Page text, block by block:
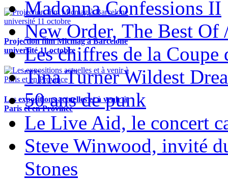
Projection film Micmag à Barcelone
université 11 octobre
Les expositions actuelles et à venir à
Paris et en Province
Madonna Confessions II
New Order, The Best Of
Les chiffres de la Coupe
Tina Turner Wildest
50 ans de punk
Le Live Aid, le concert
Steve Winwood, invité
Stones